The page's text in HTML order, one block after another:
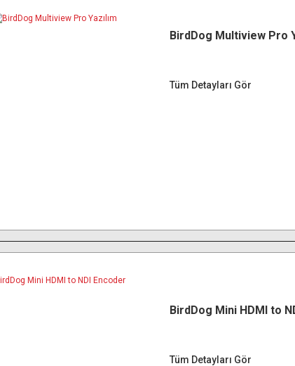
BirdDog Multiview Pro
Tüm Detayları Gör
BirdDog Mini HDMI to
Tüm Detayları Gör